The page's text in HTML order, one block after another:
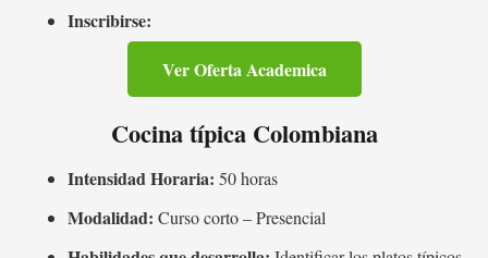
Inscribirse:
Ver Oferta Academica
Cocina típica Colombiana
Intensidad Horaria: 50 horas
Modalidad: Curso corto – Presencial